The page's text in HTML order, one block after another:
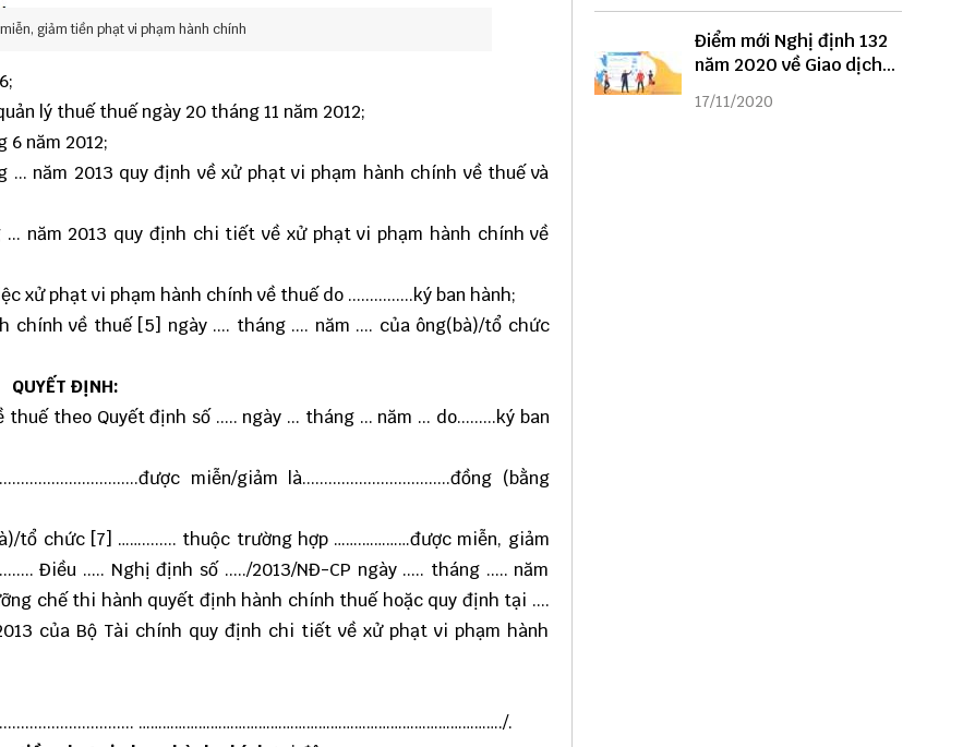
giảm tiền phạt vi phạm hành chính
lý thuế thuế ngày 20 tháng 11 năm 2012;
6 năm 2012;
... năm 2013 quy định về xử phạt vi phạm hành chính về thuế và
... năm 2013 quy định chi tiết về xử phạt vi phạm hành chính về
xử phạt vi phạm hành chính về thuế do ...............ký ban hành;
về thuế [5] ngày .... tháng .... năm .... của ông(bà)/tổ chức
QUYẾT ĐỊNH:
theo Quyết định số ..... ngày ... tháng ... năm ... do.........ký ban
miễn/giảm là..................................đồng (bằng
tổ chức [7] ……........ thuộc trường hợp …….…………được miễn, giảm
Điều ..... Nghị định số ...../2013/NĐ-CP ngày ..... tháng ..... năm
chế thi hành quyết định hành chính thuế hoặc quy định tại ....
của Bộ Tài chính quy định chi tiết về xử phạt vi phạm hành
………………………………………………………………………………./.
Điểm mới Nghị định 132
năm 2020 về Giao dịch
liên kết
17/11/2020